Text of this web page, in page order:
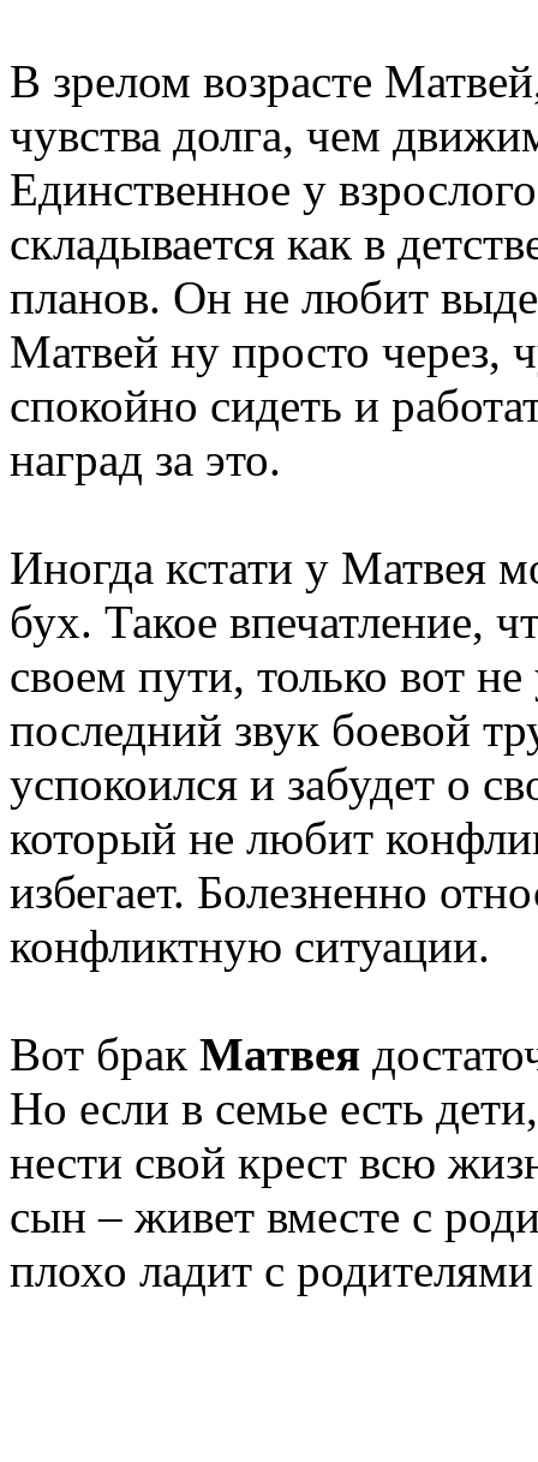
В зрелом возрасте
чувства долга, чем
Единственное у
складывается как в
планов. Он не любит
Матвей ну просто через,
спокойно сидеть и
наград за это.
Иногда кстати у Матвея
бух. Такое впечатление,
своем пути, только вот
последний звук боевой
успокоился и забудет о
который не любит
избегает. Болезненно
конфликтную ситуации.
Вот брак Матвея
Но если в семье есть
нести свой крест всю
сын – живет вместе с
плохо ладит с